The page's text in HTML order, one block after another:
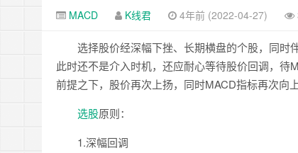
MACD K线君 4年前 (2022-04-27)
选择股价经深幅下挫、长期横盘的个股，同时
此时还不是介入时机，还应耐心等待股价回调，
前提之下，股价再次上扬，同时MACD指标再次向
选股原则：
1.深幅回调